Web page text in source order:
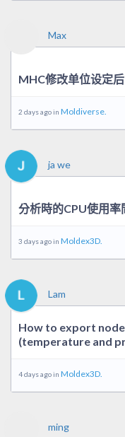
Max
MHC修改单位设定
2 days ago in Moldiverse.
ja we
分析時的CPU使用率
3 days ago in Moldex3D.
Lam
How to export
(temperature and
4 days ago in Moldex3D.
ming